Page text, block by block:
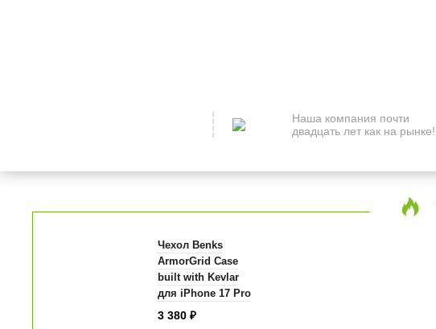
Наша компания почти
двадцать лет как на рынке!
Чехол Benks
ArmorGrid Case
built with Kevlar
для iPhone 17 Pro
6.3" коричневый
3 380₽